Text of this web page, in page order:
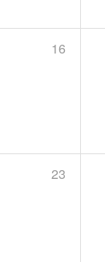
16
23